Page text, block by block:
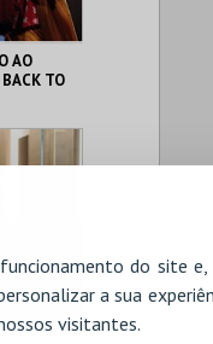
do site
a sua
visitantes.
AO
TO